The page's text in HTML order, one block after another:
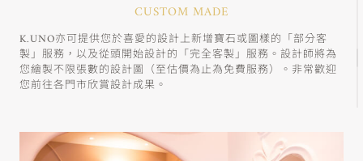
CUSTOM MADE
K.UNO亦可提供您於喜愛的設計上新增寶石或圖樣的「部分客
製」服務，以及從頭開始設計的「完全客製」服務。設計師將為
您繪製不限張數的設計圖（至估價為止為免費服務）。非常歡迎
您前往各門市欣賞設計成果。